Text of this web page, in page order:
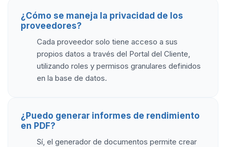
¿Cómo se maneja la privacidad de los
proveedores?
Cada proveedor solo tiene acceso a sus
propios datos a través del Portal del Cliente,
utilizando roles y permisos granulares definidos
en la base de datos.
¿Puedo generar informes de rendimiento
en PDF?
Sí, el generador de documentos permite crear